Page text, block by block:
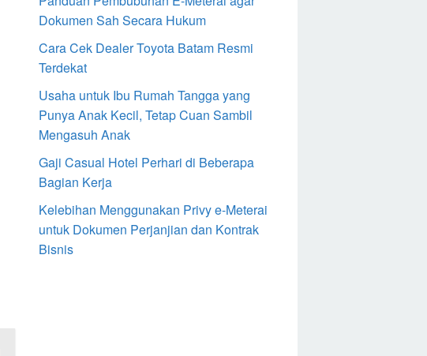
Dokumen Sah Secara Hukum
Cara Cek Dealer Toyota Batam Resmi
Terdekat
Usaha untuk Ibu Rumah Tangga yang
Punya Anak Kecil, Tetap Cuan Sambil
Mengasuh Anak
Gaji Casual Hotel Perhari di Beberapa
Bagian Kerja
Kelebihan Menggunakan Privy e-Meterai
untuk Dokumen Perjanjian dan Kontrak
Bisnis